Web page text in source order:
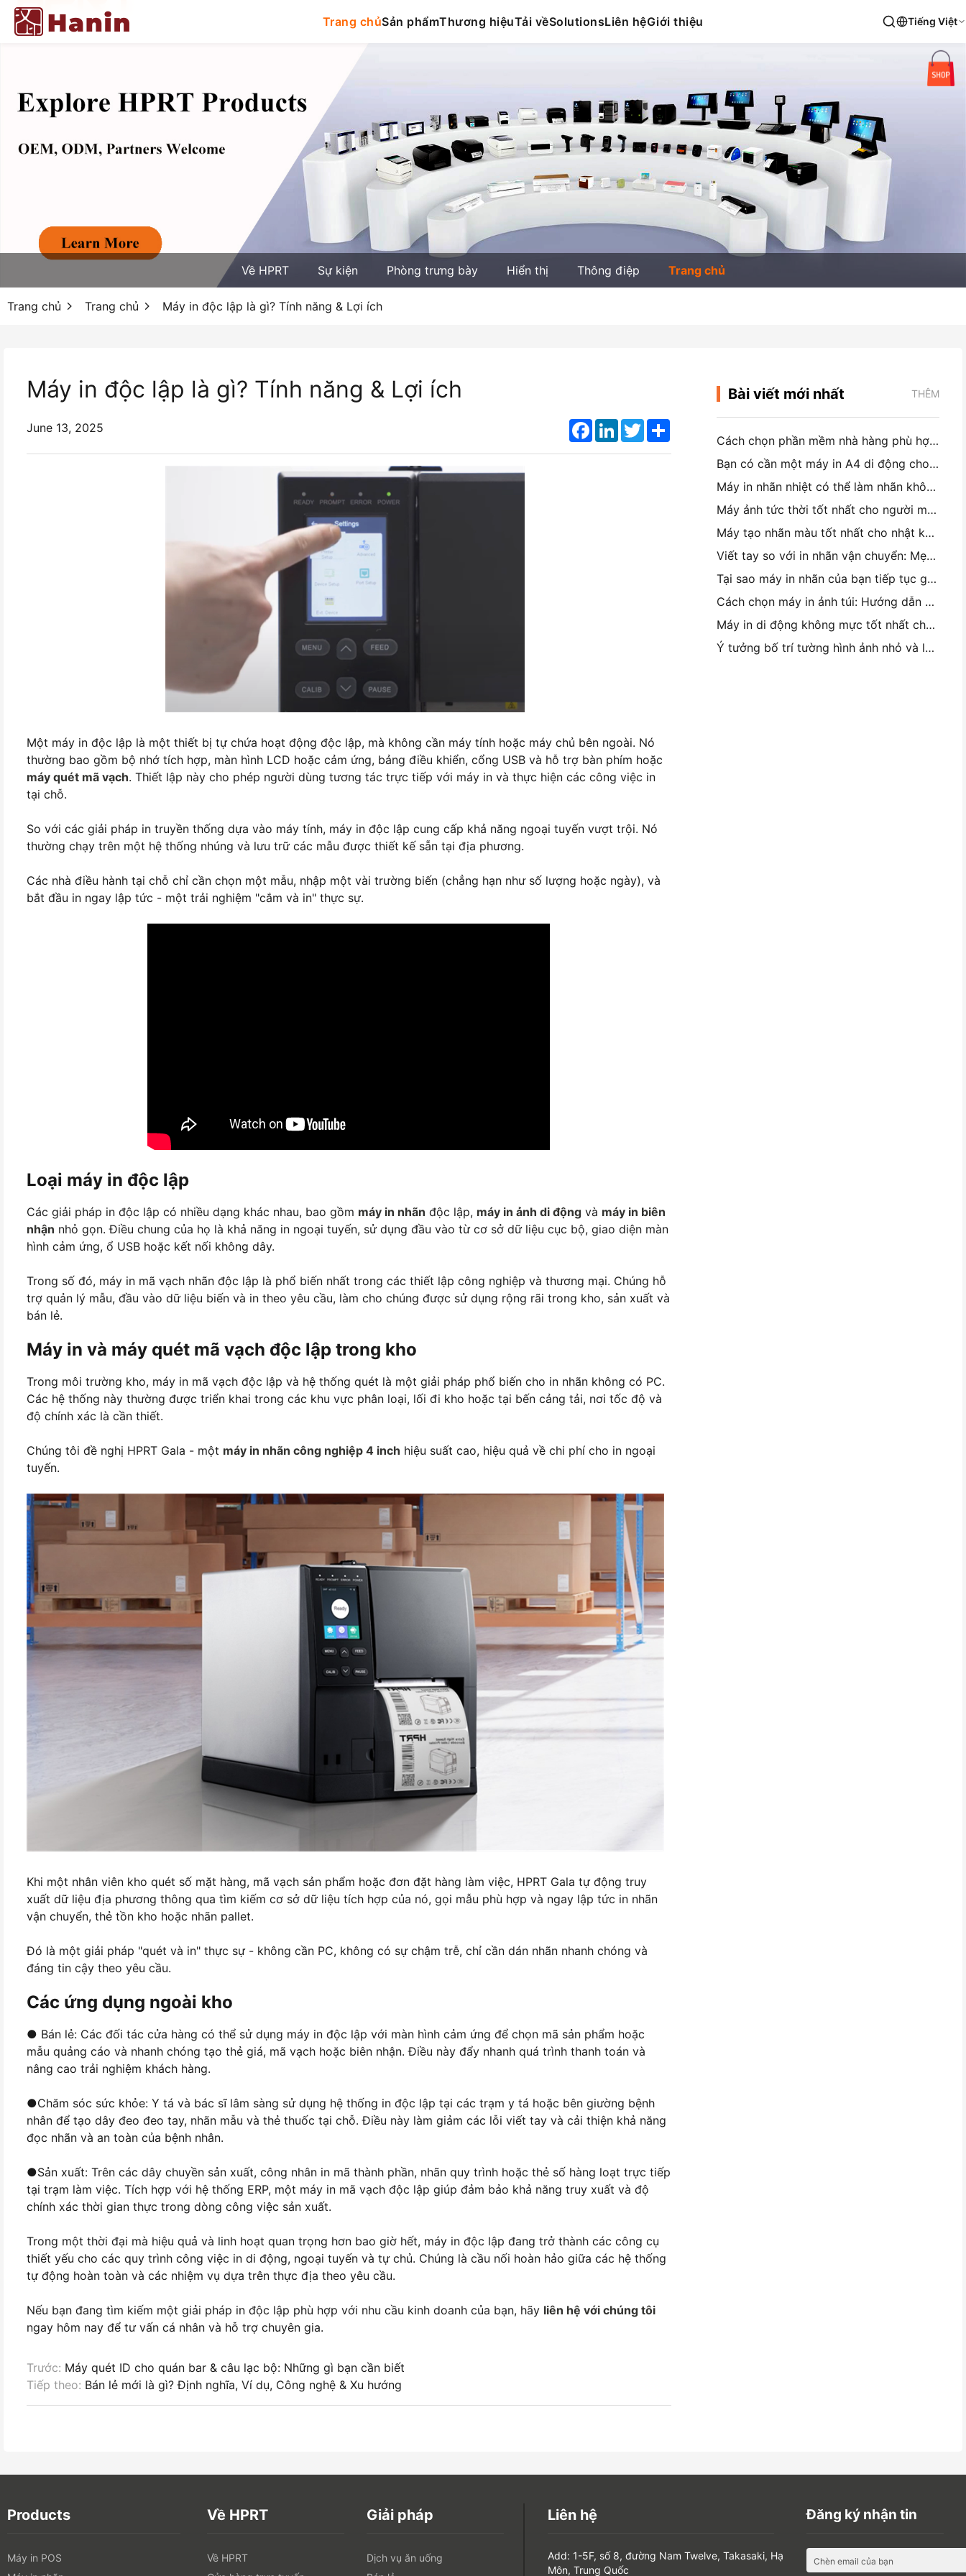
Trang chủSản phẩmThương hiệuTải vềSolutionsLiên hệGiới thiệu Tiếng Việt
Về HPRT Sự kiện Phòng trưng bày Hiển thị Thông điệp Trang chủ
Trang chủ Trang chủ Máy in độc lập là gì? Tính năng & Lợi ích
Máy in độc lập là gì? Tính năng & Lợi ích
June 13, 2025 Facebook
LinkedInTwitterShare
Một máy in độc lập là một thiết bị tự chứa hoạt động độc lập, mà không cần máy tính hoặc máy chủ bên ngoài. Nó
thường bao gồm bộ nhớ tích hợp, màn hình LCD hoặc cảm ứng, bảng điều khiển, cổng USB và hỗ trợ bàn phím hoặc
máy quét mã vạch. Thiết lập này cho phép người dùng tương tác trực tiếp với máy in và thực hiện các công việc in
tại chỗ.
So với các giải pháp in truyền thống dựa vào máy tính, máy in độc lập cung cấp khả năng ngoại tuyến vượt trội. Nó
thường chạy trên một hệ thống nhúng và lưu trữ các mẫu được thiết kế sẵn tại địa phương.
Các nhà điều hành tại chỗ chỉ cần chọn một mẫu, nhập một vài trường biến (chẳng hạn như số lượng hoặc ngày), và
bắt đầu in ngay lập tức - một trải nghiệm "cắm và in" thực sự.
Loại máy in độc lập
Các giải pháp in độc lập có nhiều dạng khác nhau, bao gồm máy in nhãn độc lập, máy in ảnh di động và máy in biên
nhận nhỏ gọn. Điều chung của họ là khả năng in ngoại tuyến, sử dụng đầu vào từ cơ sở dữ liệu cục bộ, giao diện màn
hình cảm ứng, ổ USB hoặc kết nối không dây.
Trong số đó, máy in mã vạch nhãn độc lập là phổ biến nhất trong các thiết lập công nghiệp và thương mại. Chúng hỗ
trợ quản lý mẫu, đầu vào dữ liệu biến và in theo yêu cầu, làm cho chúng được sử dụng rộng rãi trong kho, sản xuất và
bán lẻ.
Máy in và máy quét mã vạch độc lập trong kho
Trong môi trường kho, máy in mã vạch độc lập và hệ thống quét là một giải pháp phổ biến cho in nhãn không có PC.
Các hệ thống này thường được triển khai trong các khu vực phân loại, lối đi kho hoặc tại bến cảng tải, nơi tốc độ và
độ chính xác là cần thiết.
Chúng tôi đề nghị HPRT Gala - một máy in nhãn công nghiệp 4 inch hiệu suất cao, hiệu quả về chi phí cho in ngoại
tuyến.
Khi một nhân viên kho quét số mặt hàng, mã vạch sản phẩm hoặc đơn đặt hàng làm việc, HPRT Gala tự động truy
xuất dữ liệu địa phương thông qua tìm kiếm cơ sở dữ liệu tích hợp của nó, gọi mẫu phù hợp và ngay lập tức in nhãn
vận chuyển, thẻ tồn kho hoặc nhãn pallet.
Đó là một giải pháp "quét và in" thực sự - không cần PC, không có sự chậm trễ, chỉ cần dán nhãn nhanh chóng và
đáng tin cậy theo yêu cầu.
Các ứng dụng ngoài kho
● Bán lẻ: Các đối tác cửa hàng có thể sử dụng máy in độc lập với màn hình cảm ứng để chọn mã sản phẩm hoặc
mẫu quảng cáo và nhanh chóng tạo thẻ giá, mã vạch hoặc biên nhận. Điều này đẩy nhanh quá trình thanh toán và
nâng cao trải nghiệm khách hàng.
●Chăm sóc sức khỏe: Y tá và bác sĩ lâm sàng sử dụng hệ thống in độc lập tại các trạm y tá hoặc bên giường bệnh
nhân để tạo dây đeo đeo tay, nhãn mẫu và thẻ thuốc tại chỗ. Điều này làm giảm các lỗi viết tay và cải thiện khả năng
đọc nhãn và an toàn của bệnh nhân.
●Sản xuất: Trên các dây chuyền sản xuất, công nhân in mã thành phần, nhãn quy trình hoặc thẻ số hàng loạt trực tiếp
tại trạm làm việc. Tích hợp với hệ thống ERP, một máy in mã vạch độc lập giúp đảm bảo khả năng truy xuất và độ
chính xác thời gian thực trong dòng công việc sản xuất.
Trong một thời đại mà hiệu quả và linh hoạt quan trọng hơn bao giờ hết, máy in độc lập đang trở thành các công cụ
thiết yếu cho các quy trình công việc in di động, ngoại tuyến và tự chủ. Chúng là cầu nối hoàn hảo giữa các hệ thống
tự động hoàn toàn và các nhiệm vụ dựa trên thực địa theo yêu cầu.
Nếu bạn đang tìm kiếm một giải pháp in độc lập phù hợp với nhu cầu kinh doanh của bạn, hãy liên hệ với chúng tôi
ngay hôm nay để tư vấn cá nhân và hỗ trợ chuyên gia.
Trước: Máy quét ID cho quán bar & câu lạc bộ: Những gì bạn cần biết
Tiếp theo: Bán lẻ mới là gì? Định nghĩa, Ví dụ, Công nghệ & Xu hướng
Bài viết mới nhất THÊM
Cách chọn phần mềm nhà hàng phù hợp cho nhà hàng nhỏ hoặc trung bình của bạn
Bạn có cần một máy in A4 di động cho hóa đơn kho không? Điều gì thực sự hoạt động
Máy in nhãn nhiệt có thể làm nhãn không thấm nước cho các sản phẩm doanh nghiệp nhỏ không?
Máy ảnh tức thời tốt nhất cho người mới bắt đầu không muốn lãng phí giấy
Máy tạo nhãn màu tốt nhất cho nhật ký và Scrapbooking: Thêm nhiều màu sắc vào mỗi trang
Viết tay so với in nhãn vận chuyển: Mẹo cho các doanh nghiệp nhỏ vào năm 2026
Tại sao máy in nhãn của bạn tiếp tục gây nhiễu?
Cách chọn máy in ảnh túi: Hướng dẫn hoàn chỉnh cho người dùng nhật ký, du lịch và iPhone
Máy in di động không mực tốt nhất cho du lịch, trường học và công việc di động: Hanin MT620 Pro Review
Ý tưởng bố trí tường hình ảnh nhỏ và lời khuyên cho trang trí phòng ngủ và ký túc xá
Products
Máy in POS
Về HPRT
Về HPRT
Giải pháp
Dịch vụ ăn uống
Liên hệ
Add: 1-5F, số 8, đường Nam Twelve, Takasaki, Hạ
Môn, Trung Quốc
Đăng ký nhận tin